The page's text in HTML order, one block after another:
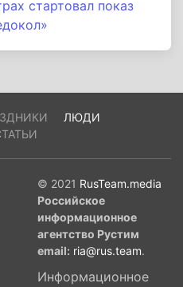
стартовал показ
ЛЮДИ
© 2021 RusTeam.media
Российское
информационное
агентство Рустим
email: ria@rus.team.
Информационное